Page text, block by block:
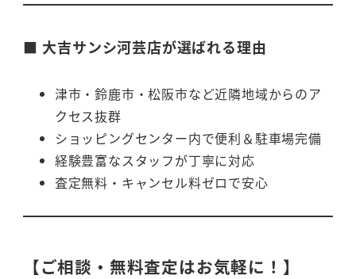
■ 大吉サンシ河芸店が選ばれる理由
津市・鈴鹿市・松阪市など近隣地域からのア
クセス抜群
ショッピングセンター内で便利＆駐車場完備
経験豊富なスタッフが丁寧に対応
査定無料・キャンセル料ゼロで安心
【ご相談・無料査定はお気軽に！】